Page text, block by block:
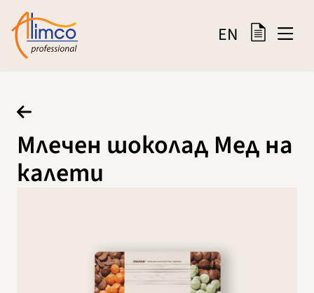
EN
Млечен шоколад Мед на
калети